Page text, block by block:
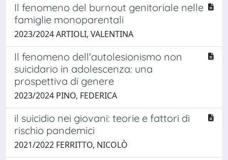
Il fenomeno del burnout genitoriale nelle
famiglie monoparentali
2023/2024 ARTIOLI, VALENTINA
Il fenomeno dell'autolesionismo non
suicidario in adolescenza: una
prospettiva di genere
2023/2024 PINO, FEDERICA
il suicidio nei giovani: teorie e fattori di
rischio pandemici
2021/2022 FERRITTO, NICOLÒ